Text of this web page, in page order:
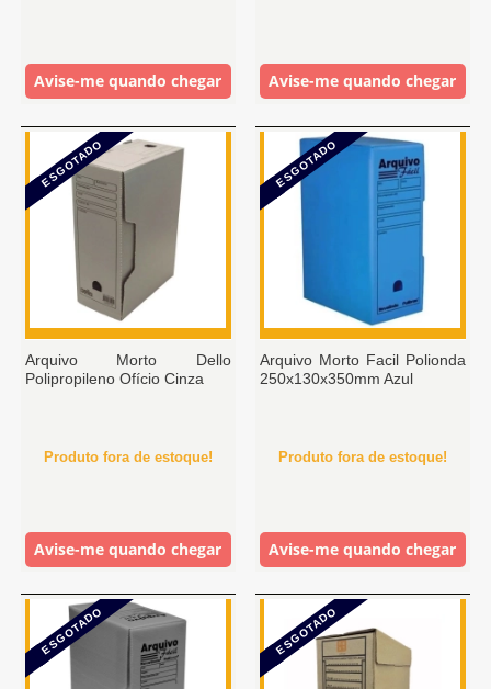
Avise-me quando chegar Avise-me quando chegar
ESGOTADO
Arquivo Morto Dello
Polipropileno Ofício Cinza
Produto fora de estoque!
Avise-me quando chegar
ESGOTADO
Arquivo Morto Facil Polionda
250x130x350mm Azul
Produto fora de estoque!
Avise-me quando chegar
ESGOTADO ESGOTADO